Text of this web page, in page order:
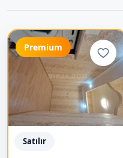
Premium
Satılır